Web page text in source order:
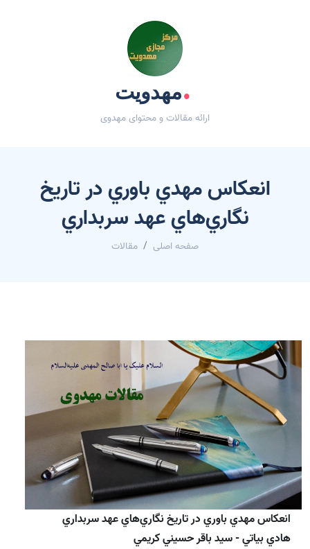
.مهدویت
ارائه مقالات و محتوای مهدوی
انعكاس مهدي باوري در تاريخ
نگاري‌‌هاي عهد سربداري
صفحه اصلی مقالات
انعكاس مهدي باوري در تاريخ نگاري‌‌هاي عهد سربداري
هادي بياتي - سيد باقر حسيني كريمي